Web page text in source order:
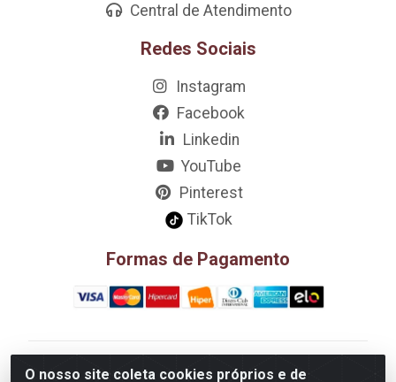
O nosso site coleta cookies próprios e de
Central de Atendimento
Redes Sociais
Instagram
Facebook
Linkedin
YouTube
Pinterest
TikTok
Formas de Pagamento
D&A Decoração e Ambientação LTDA - Rua Riachão,